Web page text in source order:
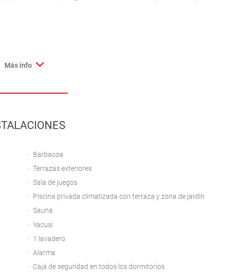
Más info
Barbacoa
Terrazas exteriores
Sala de juegos
Piscina privada climatizada con terraza y zona de jardín
Sauna
Yacusi
1 lavadero
Alarma
Caja de seguridad en todos los dormitorios